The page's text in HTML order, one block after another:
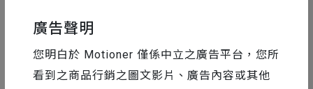
廣告聲明
您明白於 Motioner 僅係中立之廣告平台，您所
看到之商品行銷之圖文影片、廣告內容或其他
設計工具精選
Adobe 創意補給站官方推薦 Ai 小教學｜
我用以拉拉拉的